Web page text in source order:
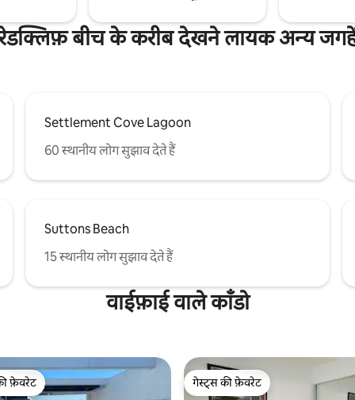
बीच के करीब देखने लायक अन्य
Settlement Cove Lagoon
60 स्थानीय लोग सुझाव देते हैं
Suttons Beach
15 स्थानीय लोग सुझाव देते हैं
वाईफ़ाई वाले काँडो
फ़ेवरेट
फ़ेवरेट
गेस्ट्स की फ़ेवरेट
गेस्ट्स की फ़ेवरेट